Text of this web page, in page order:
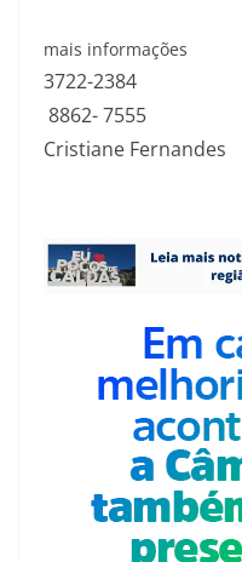
mais informações
3722-2384
8862- 7555
Cristiane Fernandes